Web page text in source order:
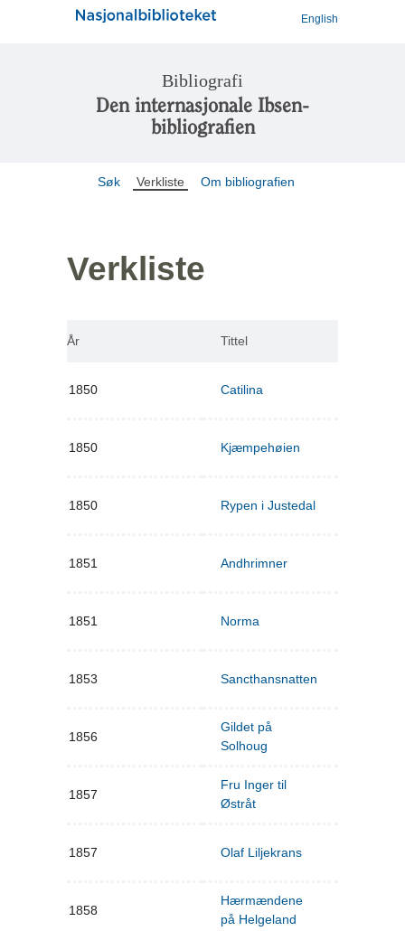
English
Bibliografi
Den internasjonale Ibsen-
bibliografien
Søk Verkliste Om bibliografien
Verkliste
År Tittel
1850 Catilina
1850 Kjæmpehøien
1850 Rypen i Justedal
1851 Andhrimner
1851 Norma
1853 Sancthansnatten
1856
Gildet på
Solhoug
1857
Fru Inger til
Østråt
1857 Olaf Liljekrans
1858
Hærmændene
på Helgeland